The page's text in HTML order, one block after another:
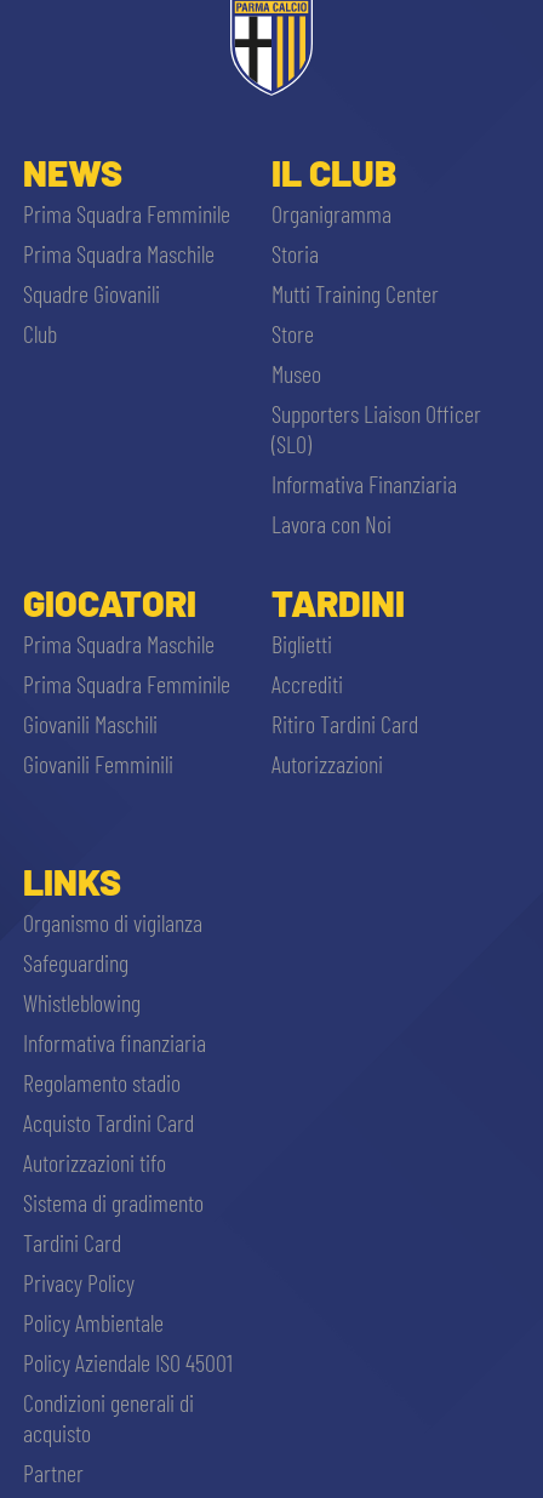
NEWS
Prima Squadra Femminile
Prima Squadra Maschile
Squadre Giovanili
Club
IL CLUB
Organigramma
Storia
Mutti Training Center
Store
Museo
Supporters Liaison Officer
(SLO)
Informativa Finanziaria
Lavora con Noi
GIOCATORI
Prima Squadra Maschile
Prima Squadra Femminile
Giovanili Maschili
Giovanili Femminili
TARDINI
Biglietti
Accrediti
Ritiro Tardini Card
Autorizzazioni
LINKS
Organismo di vigilanza
Safeguarding
Whistleblowing
Informativa finanziaria
Regolamento stadio
Acquisto Tardini Card
Autorizzazioni tifo
Sistema di gradimento
Tardini Card
Privacy Policy
Policy Ambientale
Policy Aziendale ISO 45001
Condizioni generali di
acquisto
Partner
ACCETTA E SALVA